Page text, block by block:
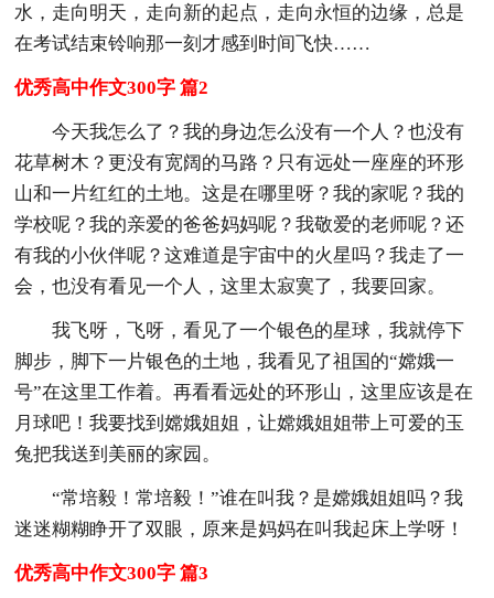
水，走向明天，走向新的起点，走向永恒的边缘，总是
在考试结束铃响那一刻才感到时间飞快……
优秀高中作文300字 篇2
今天我怎么了？我的身边怎么没有一个人？也没有
花草树木？更没有宽阔的马路？只有远处一座座的环形
山和一片红红的土地。这是在哪里呀？我的家呢？我的
学校呢？我的亲爱的爸爸妈妈呢？我敬爱的老师呢？还
有我的小伙伴呢？这难道是宇宙中的火星吗？我走了一
会，也没有看见一个人，这里太寂寞了，我要回家。
我飞呀，飞呀，看见了一个银色的星球，我就停下
脚步，脚下一片银色的土地，我看见了祖国的“嫦娥一
号”在这里工作着。再看看远处的环形山，这里应该是在
月球吧！我要找到嫦娥姐姐，让嫦娥姐姐带上可爱的玉
兔把我送到美丽的家园。
“常培毅！常培毅！”谁在叫我？是嫦娥姐姐吗？我
迷迷糊糊睁开了双眼，原来是妈妈在叫我起床上学呀！
优秀高中作文300字 篇3